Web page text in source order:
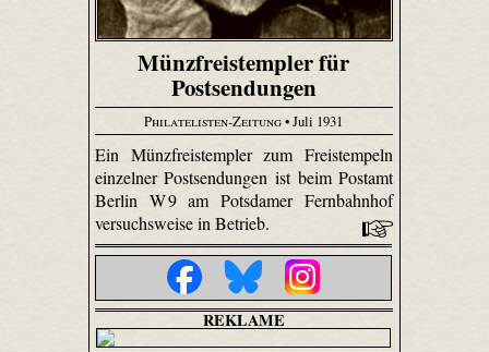
Münzfreistempler für
Postsendungen
Philatelisten-Zeitung• Juli 1931
Ein Münz­frei­stempler zum Freistempeln
einzelner Postsendungen ist beim Postamt
Berlin W 9 am Potsdamer Fernbahnhof
versuchsweise in Betrieb.
REKLAME